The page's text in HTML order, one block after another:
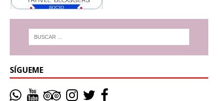
SÍGUEME